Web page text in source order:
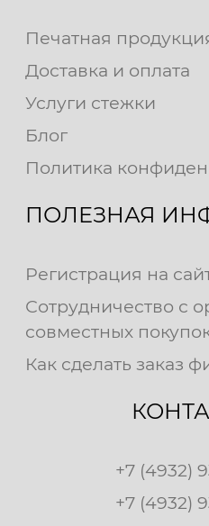
Печатная
Доставка и оплата
Услуги стежки
Блог
Политика
ПОЛЕЗНАЯ
Регистрация на
Сотрудничество с
совместных
Как сделать заказ
+7 (4932)
+7 (4932)